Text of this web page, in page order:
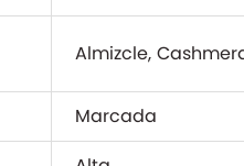
Almizcle,
Marcada